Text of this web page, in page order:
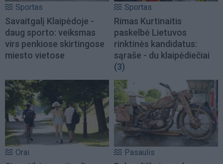
Sportas
Savaitgalį Klaipėdoje -
daug sporto: veiksmas
virs penkiose skirtingose
miesto vietose
Sportas
Rimas Kurtinaitis
paskelbė Lietuvos
rinktinės kandidatus:
sąraše - du klaipėdiečiai
(3)
Orai Pasaulis